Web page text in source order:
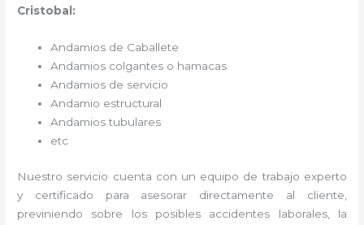
Cristobal:
Andamios de Caballete
Andamios colgantes o hamacas
Andamios de servicio
Andamio estructural
Andamios tubulares
etc
Nuestro servicio cuenta con un equipo de trabajo experto
y certificado para asesorar directamente al cliente,
previniendo sobre los posibles accidentes laborales, la